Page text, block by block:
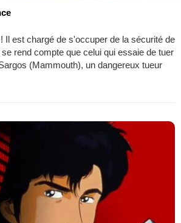
Il est chargé de s'occuper de la sécurité de
rend compte que celui qui essaie de tuer
(Mammouth), un dangereux tueur